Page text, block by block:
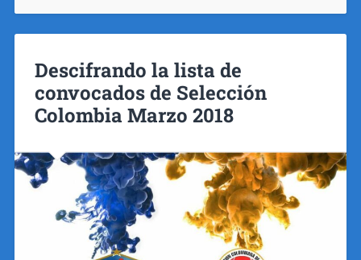
Descifrando la lista de
convocados de Selección
Colombia Marzo 2018